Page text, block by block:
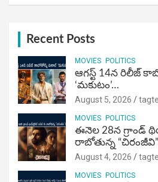
Recent Posts
MOVIES POLITICS
ఆగస్ట్ 14న రిలీజ్
‘మకుటం’…
August 5, 2026
MOVIES POLITICS
ఈనెల 28న గ్రాండ్
రాబోతున్న
August 4, 2026
MOVIES POLITICS